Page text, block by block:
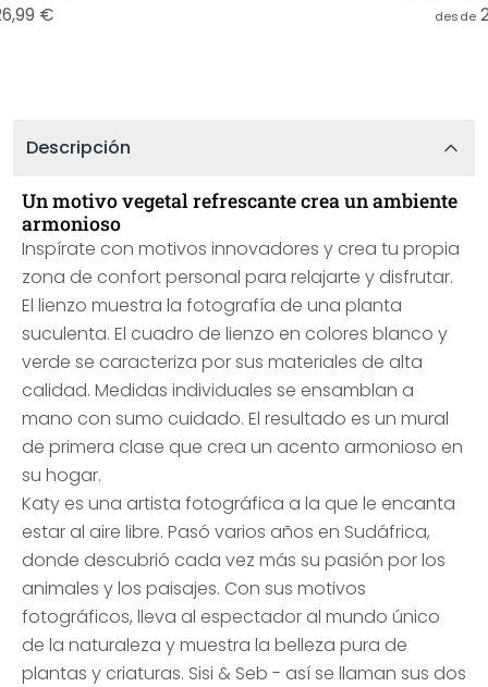
€
desde
Descripción
Un motivo vegetal refrescante crea un ambiente
armonioso
Inspírate con motivos innovadores y crea tu propia
zona de confort personal para relajarte y disfrutar.
El lienzo muestra la fotografía de una planta
suculenta. El cuadro de lienzo en colores blanco y
verde se caracteriza por sus materiales de alta
calidad. Medidas individuales se ensamblan a
mano con sumo cuidado. El resultado es un mural
de primera clase que crea un acento armonioso en
su hogar.
Katy es una artista fotográfica a la que le encanta
estar al aire libre. Pasó varios años en Sudáfrica,
donde descubrió cada vez más su pasión por los
animales y los paisajes. Con sus motivos
fotográficos, lleva al espectador al mundo único
de la naturaleza y muestra la belleza pura de
plantas y criaturas. Sisi & Seb - así se llaman sus dos